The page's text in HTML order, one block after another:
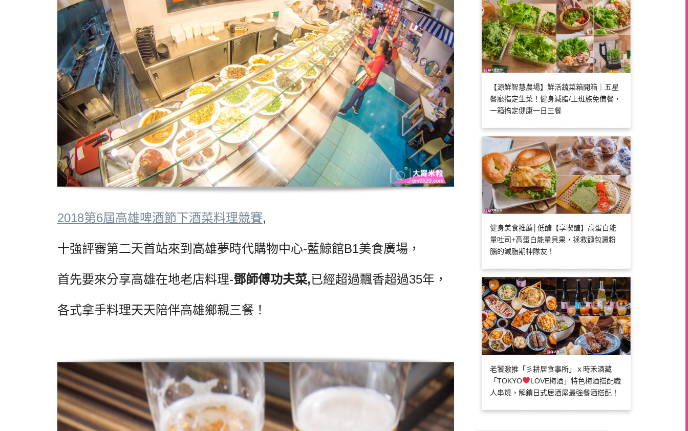
2018第6屆高雄啤酒節下酒菜料理競賽,
十強評審第二天首站來到高雄夢時代購物中心-藍鯨館B1美食廣場，
首先要來分享高雄在地老店料理-鄧師傅功夫菜,已經超過飄香超過35年，
各式拿手料理天天陪伴高雄鄉親三餐！
【源鮮智慧農場】鮮活蔬菜箱開箱｜五星
餐廳指定生菜！健身減脂/上班族免備餐，
一箱搞定健康一日三餐
健身美食推薦│低醣【享喫醣】高蛋白能
量吐司+高蛋白能量貝果，拯救麵包澱粉
腦的減脂期神隊友！
老饕激推「彡耕居食事所」ｘ時禾酒藏
「TOKYO
LOVE梅酒」特色梅酒搭配職
人串燒，解鎖日式居酒屋最強餐酒搭配！